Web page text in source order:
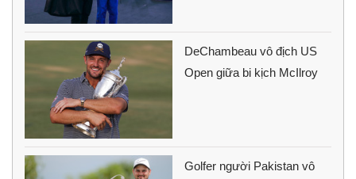
DeChambeau vô địch US
Open giữa bi kịch McIlroy
Golfer người Pakistan vô